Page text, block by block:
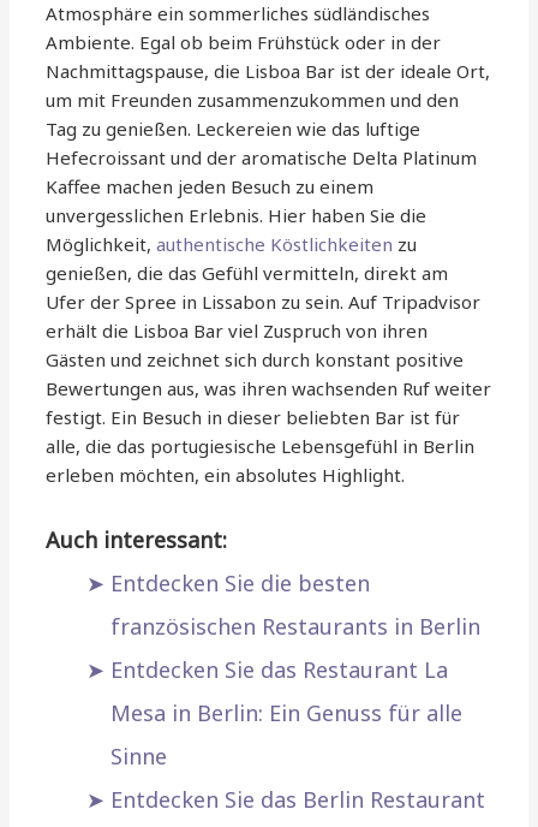
Atmosphäre ein sommerliches südländisches
Ambiente. Egal ob beim Frühstück oder in der
Nachmittagspause, die Lisboa Bar ist der ideale Ort,
um mit Freunden zusammenzukommen und den
Tag zu genießen. Leckereien wie das luftige
Hefecroissant und der aromatische Delta Platinum
Kaffee machen jeden Besuch zu einem
unvergesslichen Erlebnis. Hier haben Sie die
Möglichkeit,authentische Köstlichkeiten zu
genießen, die das Gefühl vermitteln, direkt am
Ufer der Spree in Lissabon zu sein. Auf Tripadvisor
erhält die Lisboa Bar viel Zuspruch von ihren
Gästen und zeichnet sich durch konstant positive
Bewertungen aus, was ihren wachsenden Ruf weiter
festigt. Ein Besuch in dieser beliebten Bar ist für
alle, die das portugiesische Lebensgefühl in Berlin
erleben möchten, ein absolutes Highlight.
Auch interessant:
Entdecken Sie die besten
französischen Restaurants in Berlin
Entdecken Sie das Restaurant La
Mesa in Berlin: Ein Genuss für alle
Sinne
Entdecken Sie das Berlin Restaurant